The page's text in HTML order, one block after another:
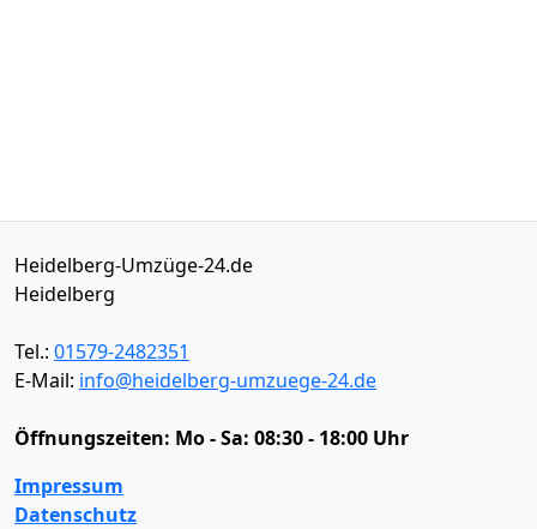
Heidelberg-Umzüge-24.de
Heidelberg
Tel.: 01579-2482351
E-Mail: info@heidelberg-umzuege-24.de
Öffnungszeiten: Mo - Sa: 08:30 - 18:00 Uhr
Impressum
Datenschutz